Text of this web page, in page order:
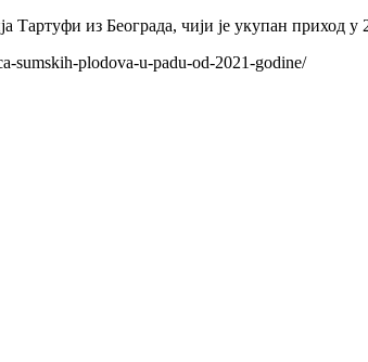
Тартуфи из Београда, чији је укупан приход
sumskih-plodova-u-padu-od-2021-godine/